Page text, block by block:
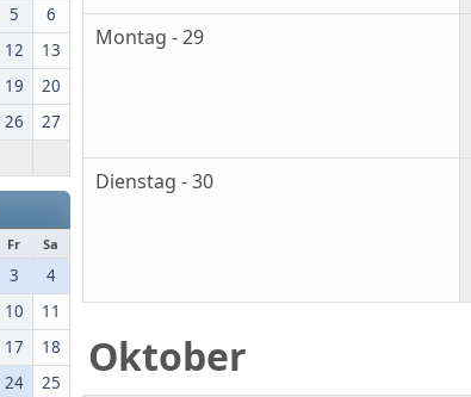
5
6
12
13
19
20
26
27
Fr Sa
3
4
10
11
17
18
24
25
Montag - 29
Dienstag - 30
Oktober